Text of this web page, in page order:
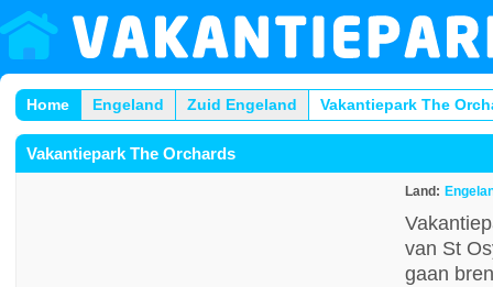
Home Engeland Zuid Engeland Vakantiepark The
Vakantiepark The Orchards
Land:
van St
gaan